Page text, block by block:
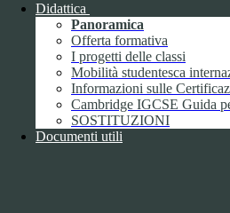
Didattica
Panoramica
Offerta formativa
I progetti delle classi
Mobilità studentesca
Informazioni sulle
Cambridge IGCSE Guida
SOSTITUZIONI
Documenti utili